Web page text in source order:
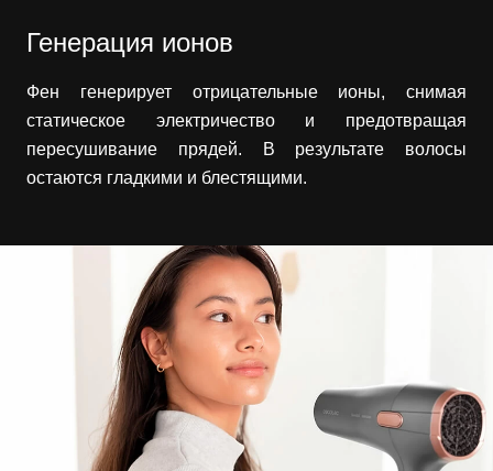
Генерация ионов
Фен генерирует отрицательные ионы, снимая
статическое электричество и предотвращая
пересушивание прядей. В результате волосы
остаются гладкими и блестящими.